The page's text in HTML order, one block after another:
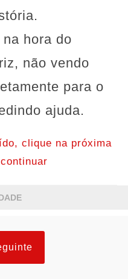
hora do
não vendo
para o
ajuda.
clique na próxima